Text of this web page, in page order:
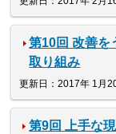
第10回 改善を
取り組み
更新日：2017年 1月
第9回 上手な